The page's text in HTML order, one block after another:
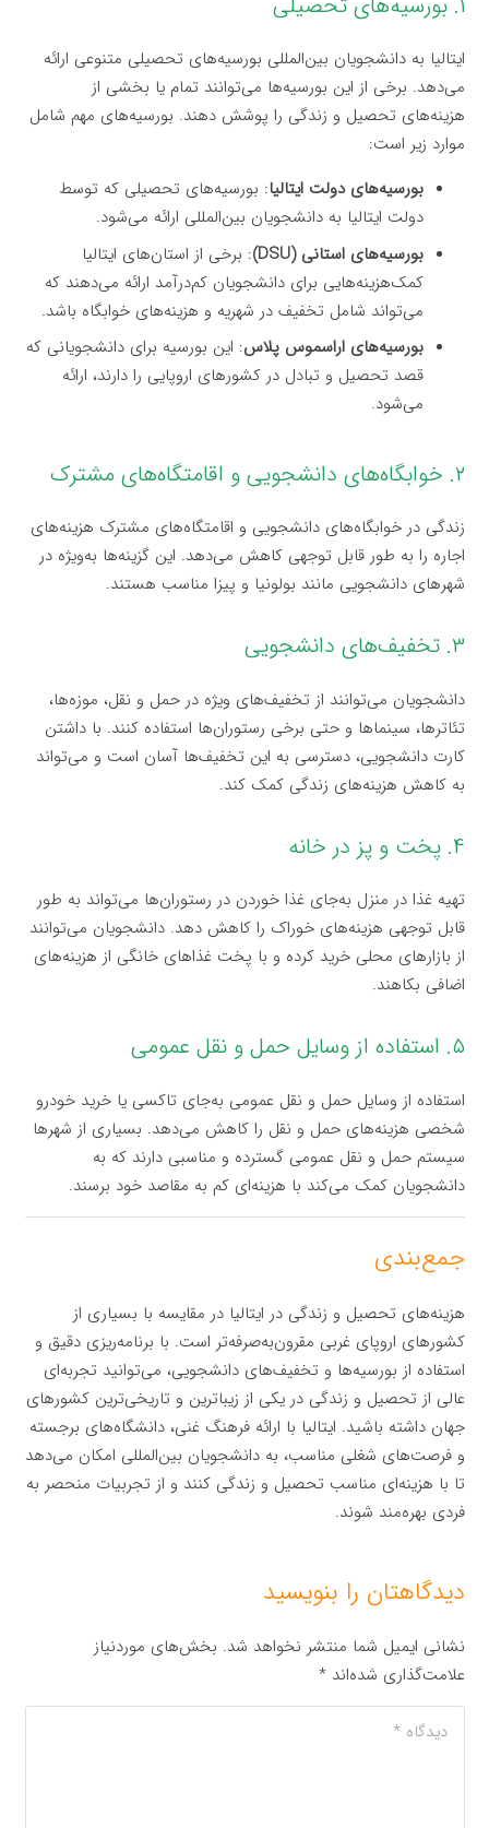
ایتالیا به دانشجویان بین‌المللی بورسیه‌های تحصیلی متنوعی ارائه
می‌دهد. برخی از این بورسیه‌ها می‌توانند تمام یا بخشی از
هزینه‌های تحصیل و زندگی را پوشش دهند. بورسیه‌های مهم شامل
موارد زیر است:
بورسیه‌های دولت ایتالیا: بورسیه‌های تحصیلی که توسط
دولت ایتالیا به دانشجویان بین‌المللی ارائه می‌شود.
بورسیه‌های استانی (DSU)
: برخی از استان‌های ایتالیا
کمک‌هزینه‌هایی برای دانشجویان کم‌درآمد ارائه می‌دهند که
می‌تواند شامل تخفیف در شهریه و هزینه‌های خوابگاه باشد.
بورسیه‌های اراسموس پلاس: این بورسیه برای دانشجویانی که
قصد تحصیل و تبادل در کشورهای اروپایی را دارند، ارائه
می‌شود.
۲. خوابگاه‌های دانشجویی و اقامتگاه‌های مشترک
زندگی در خوابگاه‌های دانشجویی و اقامتگاه‌های مشترک هزینه‌های
اجاره را به طور قابل توجهی کاهش می‌دهد. این گزینه‌ها به‌ویژه در
شهرهای دانشجویی مانند بولونیا و پیزا مناسب هستند.
۳. تخفیف‌های دانشجویی
دانشجویان می‌توانند از تخفیف‌های ویژه در حمل و نقل، موزه‌ها،
تئاترها، سینماها و حتی برخی رستوران‌ها استفاده کنند. با داشتن
کارت دانشجویی، دسترسی به این تخفیف‌ها آسان است و می‌تواند
به کاهش هزینه‌های زندگی کمک کند.
۴. پخت و پز در خانه
تهیه غذا در منزل به‌جای غذا خوردن در رستوران‌ها می‌تواند به طور
قابل توجهی هزینه‌های خوراک را کاهش دهد. دانشجویان می‌توانند
از بازارهای محلی خرید کرده و با پخت غذاهای خانگی از هزینه‌های
اضافی بکاهند.
۵. استفاده از وسایل حمل و نقل عمومی
استفاده از وسایل حمل و نقل عمومی به‌جای تاکسی یا خرید خودرو
شخصی هزینه‌های حمل و نقل را کاهش می‌دهد. بسیاری از شهرها
سیستم حمل و نقل عمومی گسترده و مناسبی دارند که به
دانشجویان کمک می‌کند با هزینه‌ای کم به مقاصد خود برسند.
جمع‌بندی
هزینه‌های تحصیل و زندگی در ایتالیا در مقایسه با بسیاری از
کشورهای اروپای غربی مقرون‌به‌صرفه‌تر است. با برنامه‌ریزی دقیق و
استفاده از بورسیه‌ها و تخفیف‌های دانشجویی، می‌توانید تجربه‌ای
عالی از تحصیل و زندگی در یکی از زیباترین و تاریخی‌ترین کشورهای
جهان داشته باشید. ایتالیا با ارائه فرهنگ غنی، دانشگاه‌های برجسته
و فرصت‌های شغلی مناسب، به دانشجویان بین‌المللی امکان می‌دهد
تا با هزینه‌ای مناسب تحصیل و زندگی کنند و از تجربیات منحصر به
فردی بهره‌مند شوند.
دیدگاهتان را بنویسید
نشانی ایمیل شما منتشر نخواهد شد. بخش‌های موردنیاز
علامت‌گذاری شده‌اند*